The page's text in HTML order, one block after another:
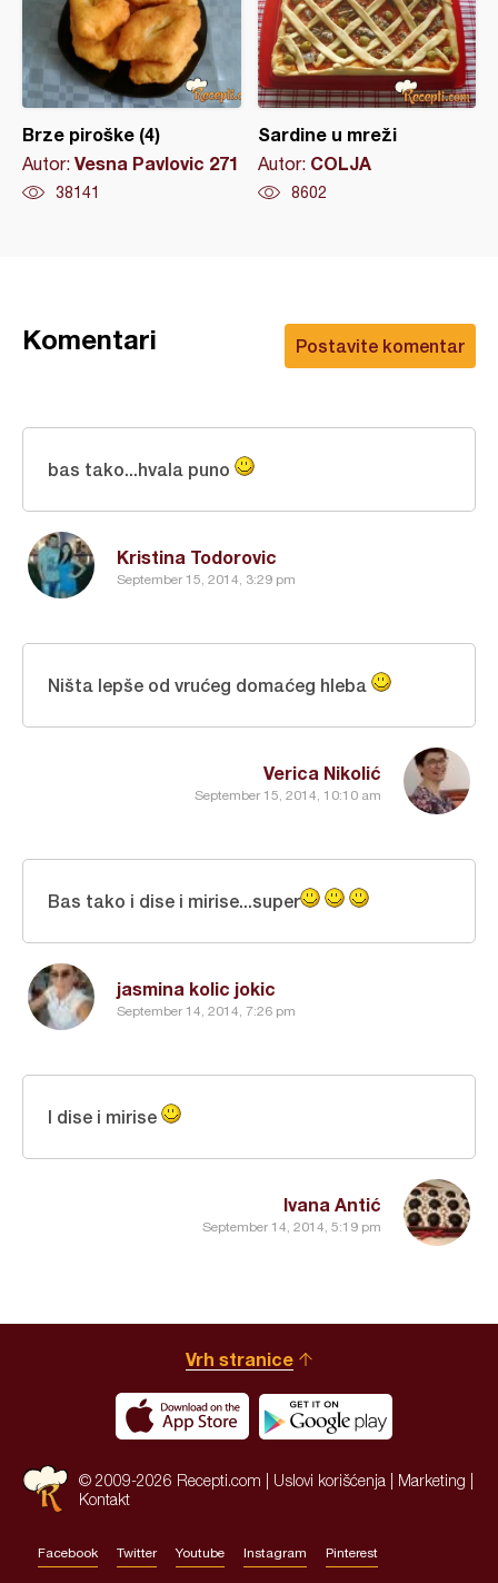
Brze piroške (4)
Autor: Vesna Pavlovic 271
38141
Sardine u mreži
Autor: COLJA
8602
Postavite komentar
Komentari
Kristina Todorovic
September 15, 2014, 3:29 pm
bas tako...hvala puno
Verica Nikolić
September 15, 2014, 10:10 am
Ništa lepše od vrućeg domaćeg hleba
jasmina kolic jokic
September 14, 2014, 7:26 pm
Bas tako i dise i mirise...super
Ivana Antić
September 14, 2014, 5:19 pm
I dise i mirise
Vrh stranice
© 2009-2026 Recepti.com | Uslovi korišćenja Marketing
Kontakt
Facebook Twitter Youtube Instagram Pinterest